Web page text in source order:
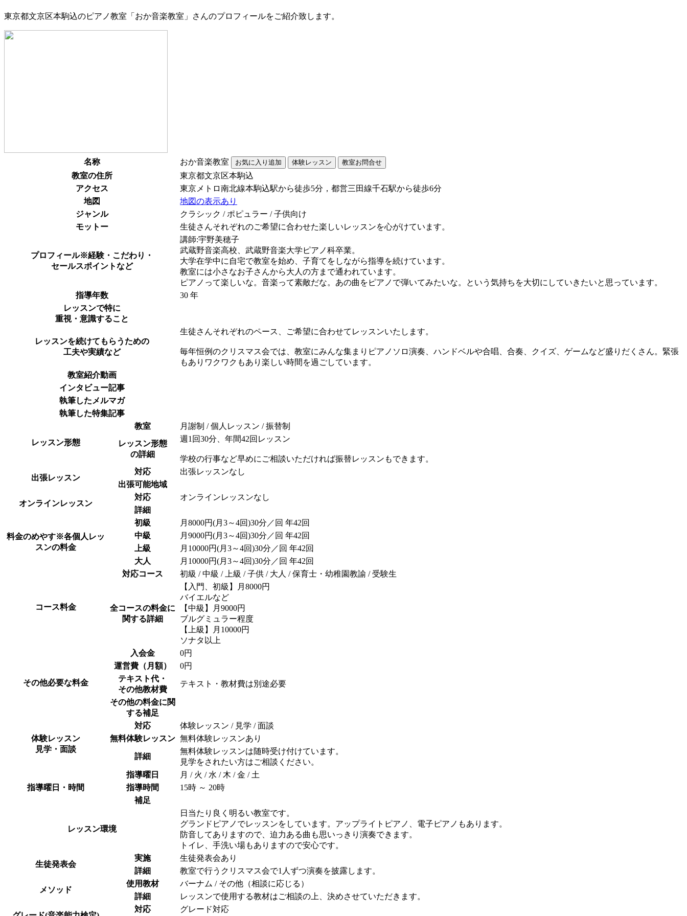
東京都文京区本駒込のピアノ教室「おか音楽教室」さんのプロフィールをご紹介致します。
名称
おか音楽教室
教室の住所
東京都文京区本駒込
アクセス
東京メトロ南北線本駒込駅から徒歩5分，都営三田線千石駅から徒歩6分
地図
地図の表示あり
ジャンル
クラシック / ポピュラー / 子供向け
モットー
生徒さんそれぞれのご希望に合わせた楽しいレッスンを心がけています。
プロフィール※経験・こだわり・
セールスポイントなど
講師:宇野美穂子
武蔵野音楽高校、武蔵野音楽大学ピアノ科卒業。
大学在学中に自宅で教室を始め、子育てをしながら指導を続けています。
教室には小さなお子さんから大人の方まで通われています。
ピアノって楽しいな。音楽って素敵だな。あの曲をピアノで弾いてみたいな。という気持ちを大切にしていきたいと思っています。
指導年数
30 年
レッスンで特に
重視・意識すること
レッスンを続けてもらうための
工夫や実績など
生徒さんそれぞれのペース、ご希望に合わせてレッスンいたします。
毎年恒例のクリスマス会では、教室にみんな集まりピアノソロ演奏、ハンドベルや合唱、合奏、クイズ、ゲームなど盛りだくさん。緊張
もありワクワクもあり楽しい時間を過ごしています。
教室紹介動画
インタビュー記事
執筆したメルマガ
執筆した特集記事
レッスン形態
教室
月謝制 / 個人レッスン / 振替制
レッスン形態
の詳細
週1回30分、年間42回レッスン
学校の行事など早めにご相談いただければ振替レッスンもできます。
出張レッスン
対応
出張レッスンなし
出張可能地域
オンラインレッスン
対応
オンラインレッスンなし
詳細
料金のめやす※各個人レッ
スンの料金
初級
月8000円(月3～4回)30分／回 年42回
中級
月9000円(月3～4回)30分／回 年42回
上級
月10000円(月3～4回)30分／回 年42回
大人
月10000円(月3～4回)30分／回 年42回
コース料金
対応コース 初級 / 中級 / 上級 / 子供 / 大人 / 保育士・幼稚園教諭 / 受験生
全コースの料金に
関する詳細
【入門、初級】月8000円
バイエルなど
【中級】月9000円
ブルグミュラー程度
【上級】月10000円
ソナタ以上
その他必要な料金
入会金
0円
運営費（月額）
0円
テキスト代・
その他教材費
テキスト・教材費は別途必要
その他の料金に関
する補足
体験レッスン
見学・面談
対応
体験レッスン / 見学 / 面談
無料体験レッスン 無料体験レッスンあり
詳細
無料体験レッスンは随時受け付けています。
見学をされたい方はご相談ください。
指導曜日・時間
指導曜日
月 / 火 / 水 / 木 / 金 / 土
指導時間
15時 ～ 20時
補足
レッスン環境
日当たり良く明るい教室です。
グランドピアノでレッスンをしています。アップライトピアノ、電子ピアノもあります。
防音してありますので、迫力ある曲も思いっきり演奏できます。
トイレ、手洗い場もありますので安心です。
生徒発表会
実施
生徒発表会あり
詳細
教室で行うクリスマス会で1人ずつ演奏を披露します。
メソッド
使用教材
バーナム / その他（相談に応じる）
詳細
レッスンで使用する教材はご相談の上、決めさせていただきます。
対応
グレード対応